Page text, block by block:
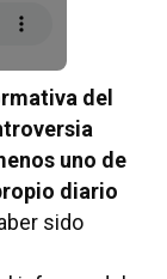
del
uno de
diario
sido